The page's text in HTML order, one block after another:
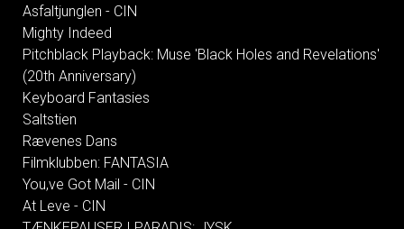
Asfaltjunglen - CIN
Mighty Indeed
Pitchblack Playback: Muse 'Black Holes and Revelations'
(20th Anniversary)
Keyboard Fantasies
Saltstien
Rævenes Dans
Filmklubben: FANTASIA
You,ve Got Mail - CIN
At Leve - CIN